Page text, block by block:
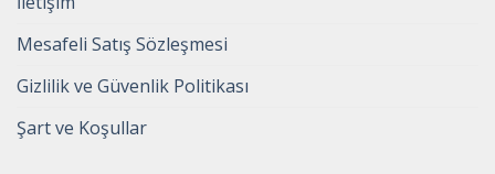
Mesafeli Satış Sözleşmesi
Gizlilik ve Güvenlik Politikası
Şart ve Koşullar